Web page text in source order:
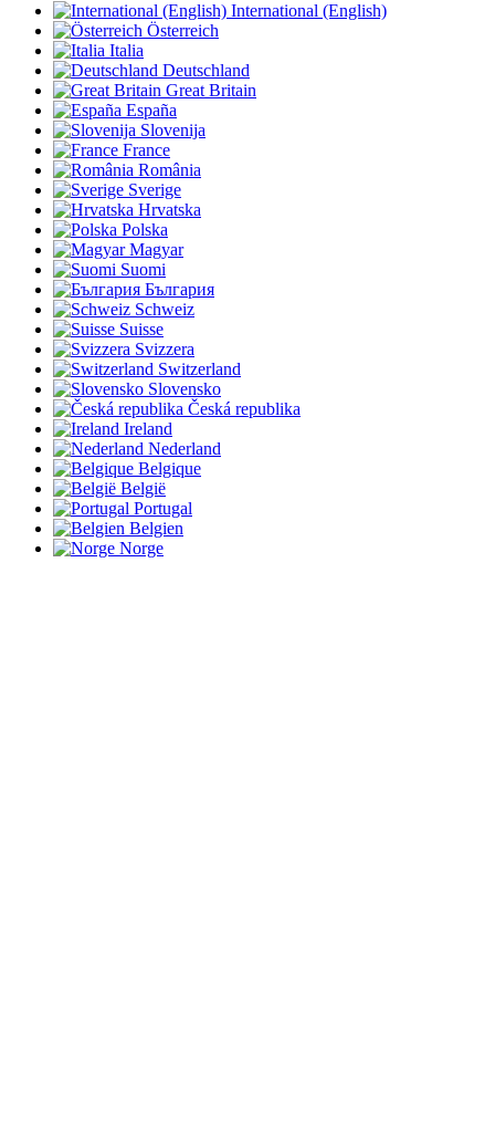
International (English)
Österreich
Italia
Deutschland
Great Britain
España
Slovenija
France
România
Sverige
Hrvatska
Polska
Magyar
Suomi
България
Schweiz
Suisse
Svizzera
Switzerland
Slovensko
Česká republika
Ireland
Nederland
Belgique
België
Portugal
Belgien
Norge